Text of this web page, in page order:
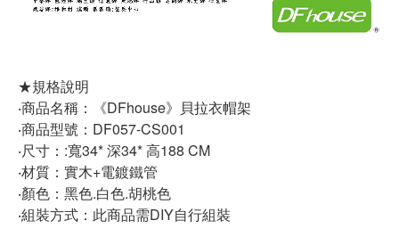
★規格說明
‧商品名稱：《DFhouse》貝拉衣帽架
‧商品型號：DF057-CS001
‧尺寸：:寬34* 深34* 高188 CM
‧材質：實木+電鍍鐵管
‧顏色：黑色.白色.胡桃色
‧組裝方式：此商品需DIY自行組裝